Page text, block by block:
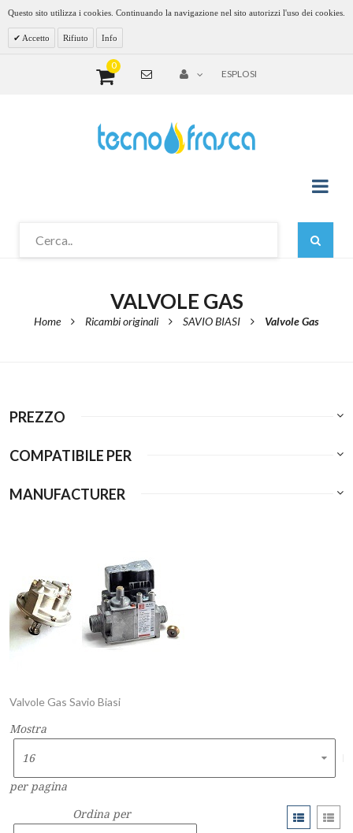
Questo sito utilizza i cookies. Continuando la navigazione nel sito autorizzi l'uso dei cookies.
Accetto Rifiuto Info
0
ESPLOSI
VALVOLE GAS
Home Ricambi originali SAVIO BIASI Valvole Gas
PREZZO
COMPATIBILE PER
MANUFACTURER
Valvole Gas Savio Biasi
Mostra
per pagina
Ordina per